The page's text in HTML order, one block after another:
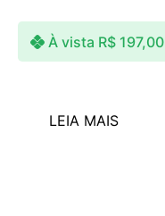
À vista R$197,00
LEIA MAIS